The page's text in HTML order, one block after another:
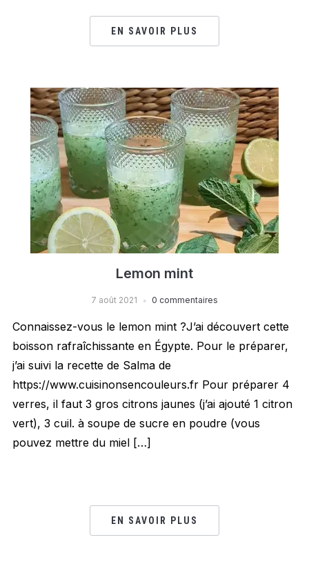
EN SAVOIR PLUS
Lemon mint
7 août 2021 0 commentaires
Connaissez-vous le lemon mint ?J’ai découvert cette
boisson rafraîchissante en Égypte. Pour le préparer,
j’ai suivi la recette de Salma de
https://www.cuisinonsencouleurs.fr Pour préparer 4
verres, il faut 3 gros citrons jaunes (j’ai ajouté 1 citron
vert), 3 cuil. à soupe de sucre en poudre (vous
pouvez mettre du miel […]
EN SAVOIR PLUS